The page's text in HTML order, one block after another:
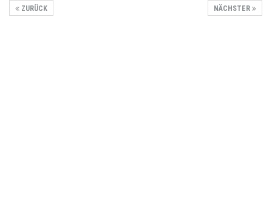
NÄCHSTER
ZURÜCK